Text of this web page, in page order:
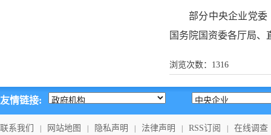
部分中央企业党委
国务院国资委各厅局
浏览次数： 1316
友情链接:
联系我们 | 网站地图 | 隐私声明 | 法律声明 | RSS订阅 | 在线调查